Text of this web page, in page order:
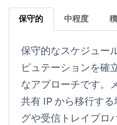
保守的 中程度
保守的なスケジュー
ピュテーションを確
なアプローチです。
共有 IP から移行す
グや受信トレイプロ